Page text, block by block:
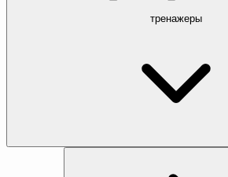
тренажеры